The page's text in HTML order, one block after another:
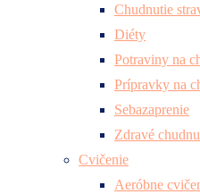
Chudnutie
Diéty
Potraviny na
Prípravky na
Sebazaprenie
Zdravé
Cvičenie
Aeróbne